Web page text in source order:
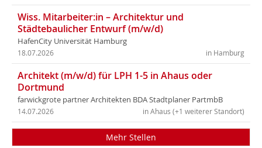
Wiss. Mitarbeiter:in – Architektur und
Städtebaulicher Entwurf (m/w/d)
HafenCity Universität Hamburg
in Hamburg
18.07.2026
Architekt (m/w/d) für LPH 1-5 in Ahaus oder
Dortmund
farwickgrote partner Architekten BDA Stadtplaner PartmbB
in Ahaus (+1 weiterer Standort)
14.07.2026
Mehr Stellen